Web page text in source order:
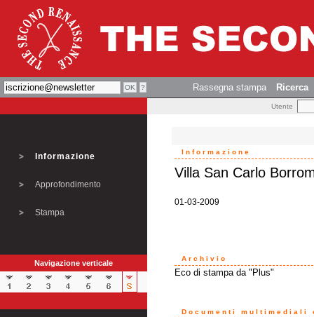
Rassegna stampa Ricerca
Utente
Informazione
Approfondimento
Stampa
Navigazione verticale
Informazione
Villa San Carlo
01-03-2009
Archivio
Eco di stampa da "Plus"
Documenti multimediali